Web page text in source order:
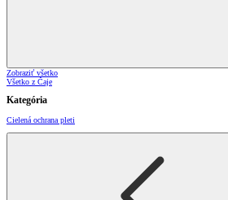
Zobraziť všetko
Všetko z Čaje
Kategória
Cielená ochrana pleti